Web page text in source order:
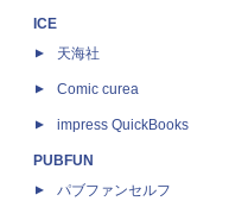
ICE
天海社
Comic curea
impress QuickBooks
PUBFUN
パブファンセルフ